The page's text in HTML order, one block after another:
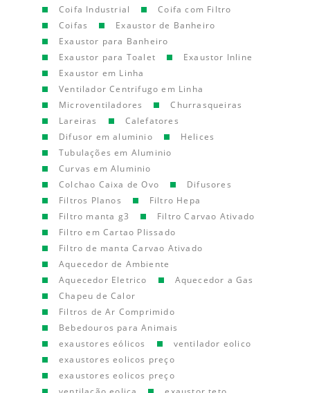
Coifa Industrial
Coifa com Filtro
Coifas
Exaustor de Banheiro
Exaustor para Banheiro
Exaustor para Toalet
Exaustor Inline
Exaustor em Linha
Ventilador Centrifugo em Linha
Microventiladores
Churrasqueiras
Lareiras
Calefatores
Difusor em aluminio
Helices
Tubulações em Aluminio
Curvas em Aluminio
Colchao Caixa de Ovo
Difusores
Filtros Planos
Filtro Hepa
Filtro manta g3
Filtro Carvao Ativado
Filtro em Cartao Plissado
Filtro de manta Carvao Ativado
Aquecedor de Ambiente
Aquecedor Eletrico
Aquecedor a Gas
Chapeu de Calor
Filtros de Ar Comprimido
Bebedouros para Animais
exaustores eólicos
ventilador eolico
exaustores eolicos preço
exaustores eolicos preço